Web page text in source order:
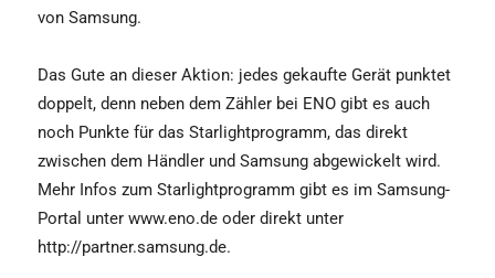
von Samsung.
Das Gute an dieser Aktion: jedes gekaufte Gerät punktet
doppelt, denn neben dem Zähler bei ENO gibt es auch
noch Punkte für das Starlightprogramm, das direkt
zwischen dem Händler und Samsung abgewickelt wird.
Mehr Infos zum Starlightprogramm gibt es im Samsung-
Portal unter www.eno.de oder direkt unter
http://partner.samsung.de.